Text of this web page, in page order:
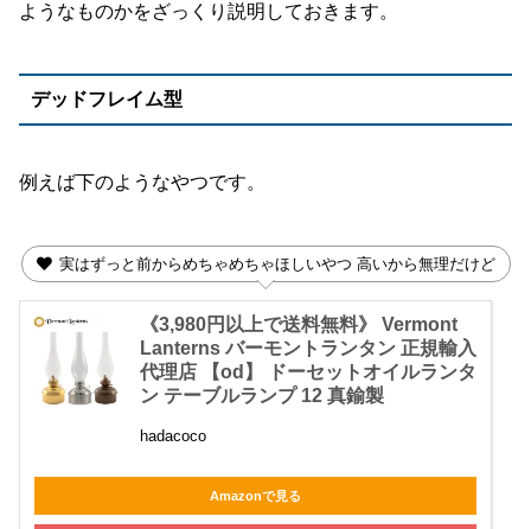
ようなものかをざっくり説明しておきます。
デッドフレイム型
例えば下のようなやつです。
実はずっと前からめちゃめちゃほしいやつ 高いから無理だけど
《3,980円以上で送料無料》 Vermont
Lanterns バーモントランタン 正規輸入
代理店 【od】 ドーセットオイルランタ
ン テーブルランプ 12 真鍮製
hadacoco
Amazonで見る